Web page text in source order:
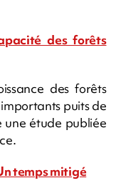
des forêts
des forêts
puits de
étude publiée
temps mitigé